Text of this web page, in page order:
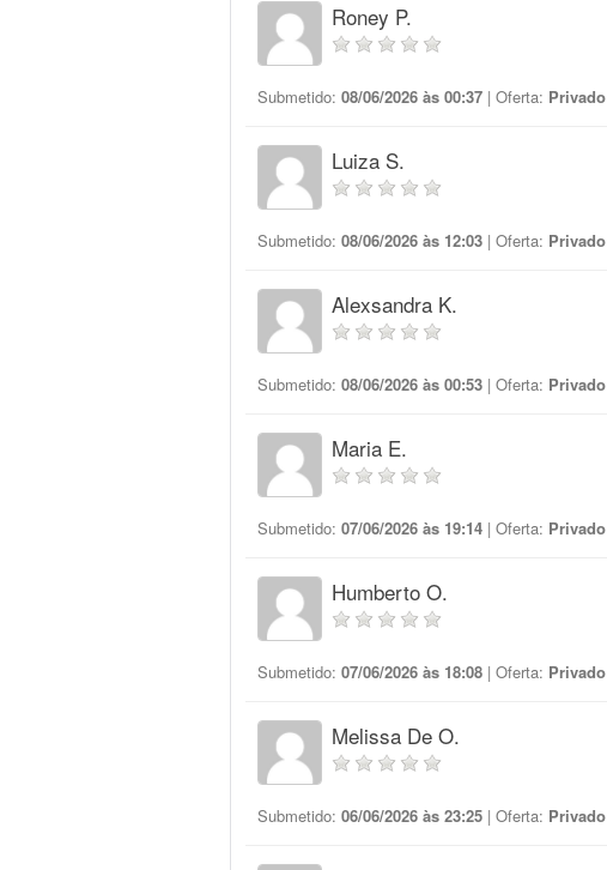
Roney P.
Submetido: 08/06/2026 às 00:37 | Oferta: Privado
Luiza S.
Submetido: 08/06/2026 às 12:03 | Oferta: Privado
Alexsandra K.
Submetido: 08/06/2026 às 00:53 | Oferta: Privado
Maria E.
Submetido: 07/06/2026 às 19:14 | Oferta: Privado
Humberto O.
Submetido: 07/06/2026 às 18:08 | Oferta: Privado
Melissa De O.
Submetido: 06/06/2026 às 23:25 | Oferta: Privado